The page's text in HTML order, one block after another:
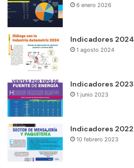
6 enero 2026
Indicadores 2024
1 agosto 2024
Indicadores 2023
1 junio 2023
Indicadores 2022
10 febrero 2023